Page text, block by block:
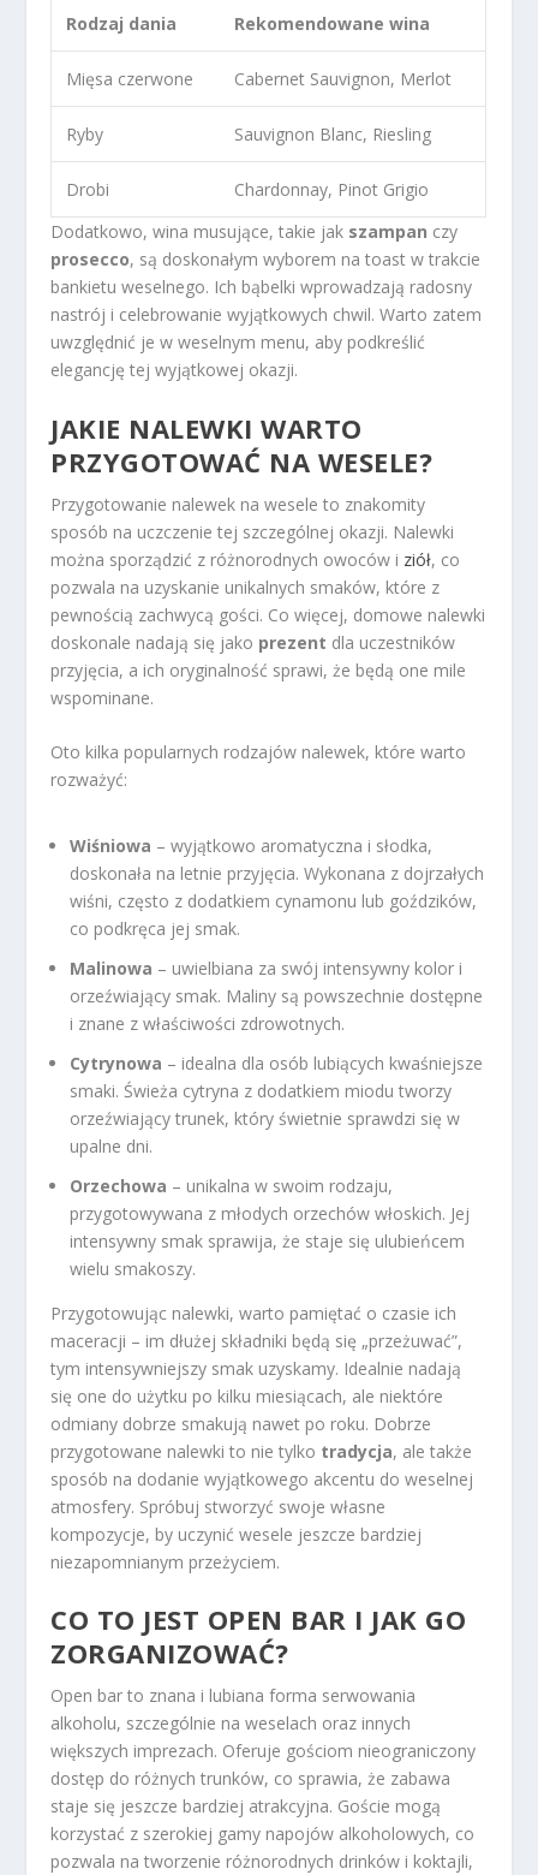
Rodzaj dania Rekomendowane wina
Mięsa czerwone Cabernet Sauvignon, Merlot
Ryby Sauvignon Blanc, Riesling
Drobi
Chardonnay, Pinot Grigio
Dodatkowo, wina musujące, takie jak szampan czy
prosecco, są doskonałym wyborem na toast w trakcie
bankietu weselnego. Ich bąbelki wprowadzają radosny
nastrój i celebrowanie wyjątkowych chwil. Warto zatem
uwzględnić je w weselnym menu, aby podkreślić
elegancję tej wyjątkowej okazji.
JAKIE NALEWKI WARTO
PRZYGOTOWAĆ NA WESELE?
Przygotowanie nalewek na wesele to znakomity
sposób na uczczenie tej szczególnej okazji. Nalewki
można sporządzić z różnorodnych owoców i ziół, co
pozwala na uzyskanie unikalnych smaków, które z
pewnością zachwycą gości. Co więcej, domowe nalewki
doskonale nadają się jako prezent dla uczestników
przyjęcia, a ich oryginalność sprawi, że będą one mile
wspominane.
Oto kilka popularnych rodzajów nalewek, które warto
rozważyć:
Wiśniowa – wyjątkowo aromatyczna i słodka,
doskonała na letnie przyjęcia. Wykonana z dojrzałych
wiśni, często z dodatkiem cynamonu lub goździków,
co podkręca jej smak.
Malinowa – uwielbiana za swój intensywny kolor i
orzeźwiający smak. Maliny są powszechnie dostępne
i znane z właściwości zdrowotnych.
Cytrynowa – idealna dla osób lubiących kwaśniejsze
smaki. Świeża cytryna z dodatkiem miodu tworzy
orzeźwiający trunek, który świetnie sprawdzi się w
upalne dni.
Orzechowa – unikalna w swoim rodzaju,
przygotowywana z młodych orzechów włoskich. Jej
intensywny smak sprawija, że staje się ulubieńcem
wielu smakoszy.
Przygotowując nalewki, warto pamiętać o czasie ich
maceracji – im dłużej składniki będą się „przeżuwać”,
tym intensywniejszy smak uzyskamy. Idealnie nadają
się one do użytku po kilku miesiącach, ale niektóre
odmiany dobrze smakują nawet po roku. Dobrze
przygotowane nalewki to nie tylko tradycja, ale także
sposób na dodanie wyjątkowego akcentu do weselnej
atmosfery. Spróbuj stworzyć swoje własne
kompozycje, by uczynić wesele jeszcze bardziej
niezapomnianym przeżyciem.
CO TO JEST OPEN BAR I JAK GO
ZORGANIZOWAĆ?
Open bar to znana i lubiana forma serwowania
alkoholu, szczególnie na weselach oraz innych
większych imprezach. Oferuje gościom nieograniczony
dostęp do różnych trunków, co sprawia, że zabawa
staje się jeszcze bardziej atrakcyjna. Goście mogą
korzystać z szerokiej gamy napojów alkoholowych, co
pozwala na tworzenie różnorodnych drinków i koktajli,